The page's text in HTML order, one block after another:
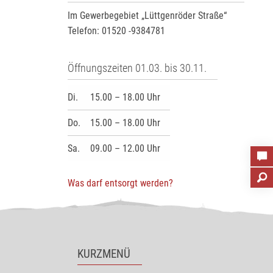
Im Gewerbegebiet „Lüttgenröder Straße“
Telefon: 01520 -9384781
Öffnungszeiten 01.03. bis 30.11.
Di. 15.00 – 18.00 Uhr
Do. 15.00 – 18.00 Uhr
Sa. 09.00 – 12.00 Uhr
Was darf entsorgt werden?
KURZMENÜ